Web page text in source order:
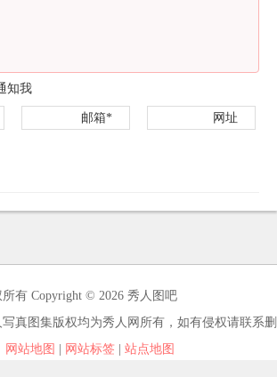
知我
邮箱* 网址
所有 Copyright © 2026 秀人图吧
真图集版权均为秀人网所有，如有侵权请联系删
网站地图 网站标签 站点地图